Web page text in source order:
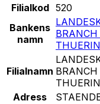
Filialkod 520
Bankens
namn
Filialnamn
Adress